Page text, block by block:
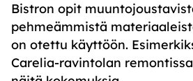
Bistron opit
pehmeämmistä
on otettu käyttöön.
Carelia-ravintolan